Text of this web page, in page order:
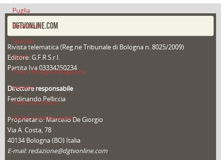
Puglia
Redazioni
Speciali
Sport
That's Bologna Magazine
Veneto
Video (archivio)
Video in primo piano
DGTVONLINE.COM
Rivista telematica (Reg.ne Tribunale di Bologna n. 8025/2009)
Editore: G.F.R S.r.l.
Partita Iva 03334250234
Direttore responsabile
Ferdinando Pelliccia
Proprietario: Marcello De Giorgio
Via A. Costa, 78
40134 Bologna (BO) Italia
E-mail: redazione@dgtvonline.com